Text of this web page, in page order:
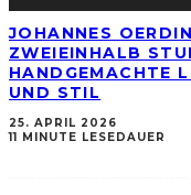
JOHANNES
ZWEIEINHALB
HANDGEMACHTE
UND STIL
25. APRIL 2026
11 MINUTE LESEDAUER